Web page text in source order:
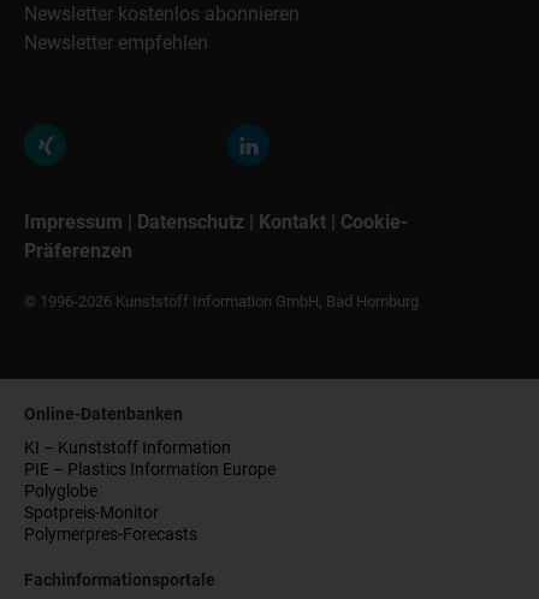
Newsletter kostenlos abonnieren
Newsletter empfehlen
Impressum | Datenschutz | Kontakt | Cookie-
Präferenzen
© 1996-2026 Kunststoff Information GmbH, Bad Homburg
Online-Datenbanken
KI – Kunststoff Information
PIE – Plastics Information Europe
Polyglobe
Spotpreis-Monitor
Polymerpres-Forecasts
Fachinformationsportale